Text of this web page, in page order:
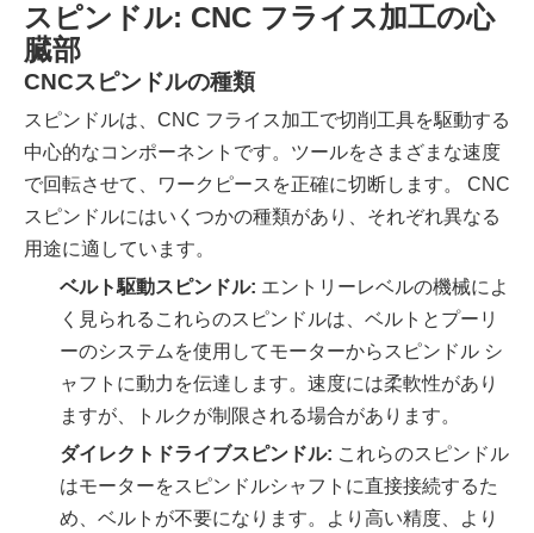
スピンドル: CNC フライス加工の心
臓部
CNCスピンドルの種類
スピンドルは、CNC フライス加工で切削工具を駆動する
中心的なコンポーネントです。ツールをさまざまな速度
で回転させて、ワークピースを正確に切断します。 CNC
スピンドルにはいくつかの種類があり、それぞれ異なる
用途に適しています。
ベルト駆動スピンドル: エントリーレベルの機械によ
く見られるこれらのスピンドルは、ベルトとプーリ
ーのシステムを使用してモーターからスピンドル シ
ャフトに動力を伝達します。速度には柔軟性があり
ますが、トルクが制限される場合があります。
ダイレクトドライブスピンドル: これらのスピンドル
はモーターをスピンドルシャフトに直接接続するた
め、ベルトが不要になります。より高い精度、より